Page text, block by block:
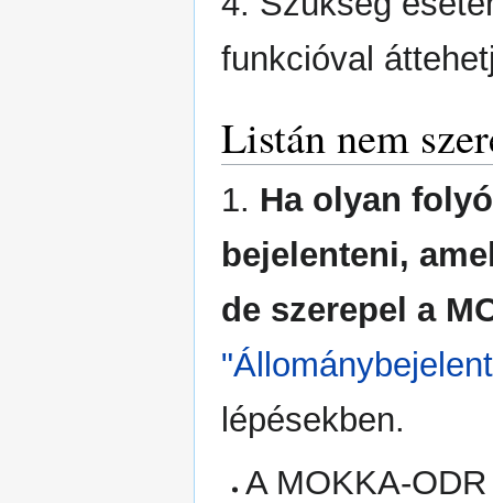
funkcióval
Listán nem
1. Ha olyan
bejelenteni,
de szerepel a
lépésekben.
A MOKKA-